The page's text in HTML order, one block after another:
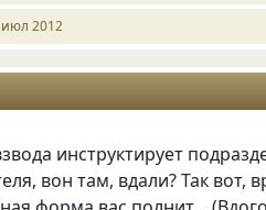
2012
инструктирует
вон там, вдали? Так вот,